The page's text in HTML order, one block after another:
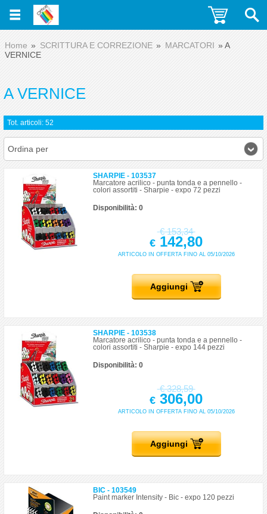
Home SCRITTURA E CORREZIONE MARCATORI
A
VERNICE
A VERNICE
Tot. articoli: 52
Ordina per
SHARPIE - 103537
Marcatore acrilico - punta tonda e a pennello -
colori assortiti - Sharpie - expo 72 pezzi
Disponibilità: 0
€153,34
€ 142,80
ARTICOLO IN OFFERTA FINO AL 05/10/2026
Aggiungi
SHARPIE - 103538
Marcatore acrilico - punta tonda e a pennello -
colori assortiti - Sharpie - expo 144 pezzi
Disponibilità: 0
€328,59
€ 306,00
ARTICOLO IN OFFERTA FINO AL 05/10/2026
Aggiungi
BIC - 103549
Paint marker Intensity - Bic - expo 120 pezzi